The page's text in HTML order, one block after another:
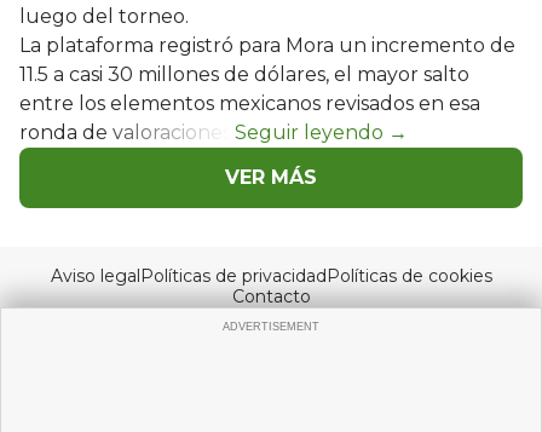
luego del torneo.
La plataforma registró para Mora un incremento de
11.5 a casi 30 millones de dólares, el mayor salto
entre los elementos mexicanos revisados en esa
ronda de valoraciones.
VER MÁS
Aviso legalPolíticas de privacidadPolíticas de cookies
Contacto